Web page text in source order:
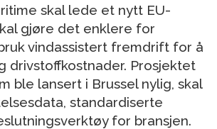
skal lede et nytt EU-
gjøre det enklere for
vindassistert fremdrift for å
drivstoffkostnader. Prosjektet
ble lansert i Brussel nylig, skal
standardiserte
for bransjen.